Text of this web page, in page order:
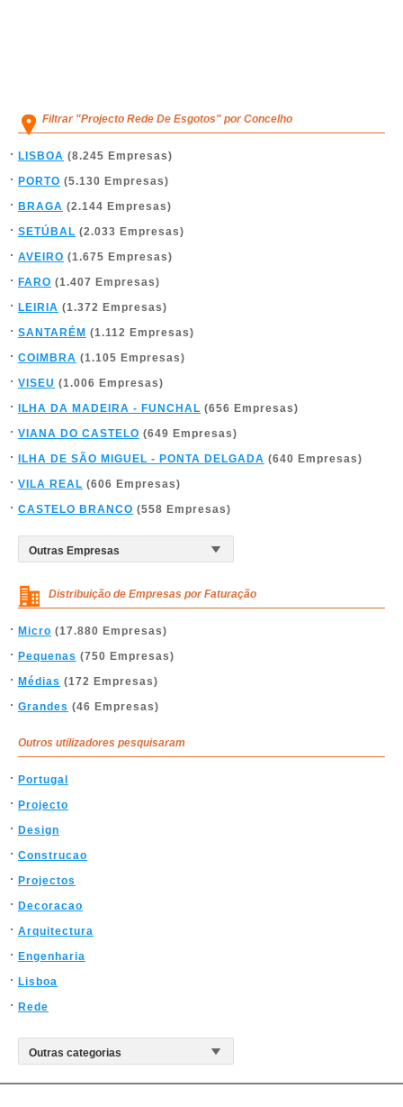
Filtrar "Projecto Rede De Esgotos" por Concelho
LISBOA (8.245 Empresas)
PORTO (5.130 Empresas)
BRAGA (2.144 Empresas)
SETÚBAL (2.033 Empresas)
AVEIRO (1.675 Empresas)
FARO (1.407 Empresas)
LEIRIA (1.372 Empresas)
SANTARÉM (1.112 Empresas)
COIMBRA (1.105 Empresas)
VISEU (1.006 Empresas)
ILHA DA MADEIRA - FUNCHAL (656 Empresas)
VIANA DO CASTELO (649 Empresas)
ILHA DE SÃO MIGUEL - PONTA DELGADA (640 Empresas)
VILA REAL (606 Empresas)
CASTELO BRANCO (558 Empresas)
Distribuição de Empresas por Faturação
Micro (17.880 Empresas)
Pequenas (750 Empresas)
Médias (172 Empresas)
Grandes (46 Empresas)
Outros utilizadores pesquisaram
Portugal
Projecto
Design
Construcao
Projectos
Decoracao
Arquitectura
Engenharia
Lisboa
Rede